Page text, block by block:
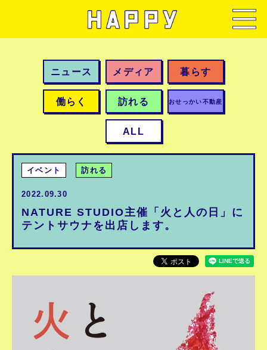
ニュース メディア 暮らす
働らく 訪れる おせっかい不動産
ALL
イベント 訪れる
2022.09.30
NATURE STUDIO主催「火と人の日」に
テントサウナを出店します。